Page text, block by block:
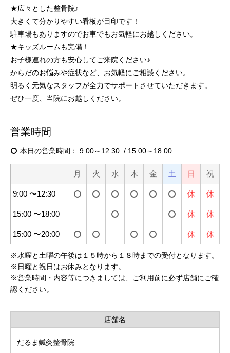
★広々とした整骨院♪
大きくて分かりやすい看板が目印です！
駐車場もありますのでお車でもお気軽にお越しください。
★キッズルームも完備！
お子様連れの方も安心してご来院ください♪
からだのお悩みや症状など、お気軽にご相談ください。
明るく元気なスタッフが全力でサポートさせていただきます。
ぜひ一度、当院にお越しください。
営業時間
本日の営業時間： 9:00～12:30 15:00～18:00
月 火 水 木 金 土 日 祝
9:00 〜12:30 休 休
15:00 〜18:00 休 休
15:00 〜20:00 休 休
※水曜と土曜の午後は１５時から１８時までの受付となります。
※ 日曜と祝日はお休みとなります。
※営業時間・内容等につきましては、ご利用前に必ず店舗にご確
認ください。
店舗名
だるま鍼灸整骨院